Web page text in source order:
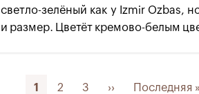
светло-зелёный как у Izmir Ozbas,
и размер. Цветёт кремово-белым
Текущая
1 Page
2 Page
3 Следующая
›› Последняя
Последняя »